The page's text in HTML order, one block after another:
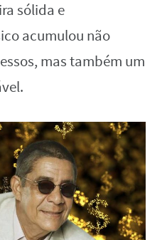
sólida e
acumulou não
mas também um